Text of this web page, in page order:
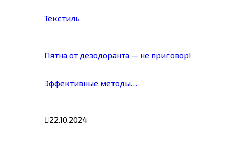
Текстиль
Пятна от дезодоранта — не приговор!
Эффективные методы…
22.10.2024